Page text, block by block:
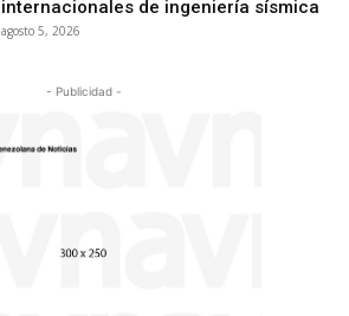
internacionales de ingeniería sísmica
agosto 5, 2026
- Publicidad -